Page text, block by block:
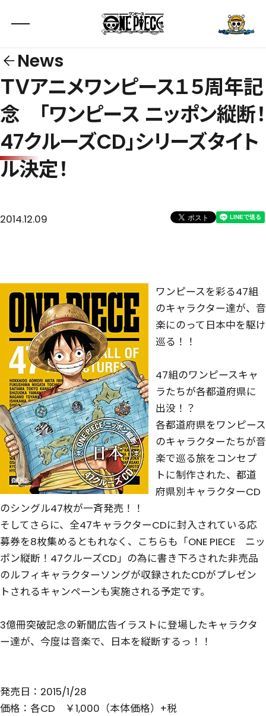
News
ＴＶアニメワンピース１５周年記
念 「ワンピース ニッポン縦断！
47クルーズCD」シリーズタイト
ル決定！
2014.12.09
ワンピースを彩る47組
のキャラクター達が、音
楽にのって日本中を駆け
巡る！！
47組のワンピースキャ
ラたちが各都道府県に
出没！？
各都道府県をワンピース
のキャラクターたちが音
楽で巡る旅をコンセプ
トに制作された、都道
府県別キャラクターCD
のシングル47枚が一斉発売！！
そしてさらに、全47キャラクターCDに封入されている応
募券を8枚集めるともれなく、こちらも「ONE PIECE ニッ
ポン縦断！47クルーズCD」の為に書き下ろされた非売品
のルフィキャラクターソングが収録されたCDがプレゼン
トされるキャンペーンも実施される予定です。
3億冊突破記念の新聞広告イラストに登場したキャラクタ
ー達が、今度は音楽で、日本を縦断するっ！！
発売日：2015/1/28
価格：各CD ￥1,000（本体価格）+税